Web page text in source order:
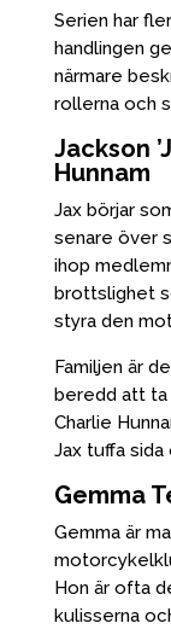
Serien har
handlingen
närmare
rollerna och
Jackson
Hunnam
Jax börjar
senare över
ihop
brottslighet
styra den
Familjen är
beredd att
Charlie
Jax tuffa sida
Gemma
Gemma är
Hon är ofta
kulisserna